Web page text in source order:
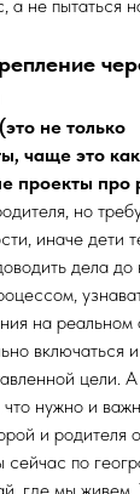
а не пытаться
не только
чаще это
проекты про
но
иначе дети
дела до
на реальном
включаться
цели.
что нужно и
и родителя
по